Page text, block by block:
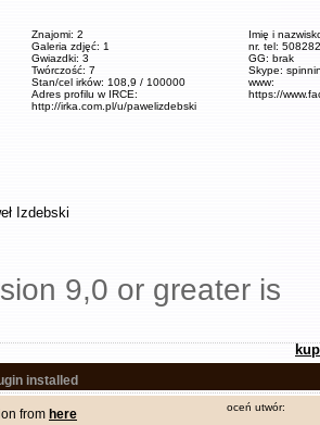
Znajomi: 2
Galeria zdjęć: 1
Gwiazdki: 3
Twórczość: 7
Stan/cel irków: 108,9 / 100000
Adres profilu w IRCE:
http://irka.com.pl/u/pawelizdebski
Imię i
nr. tel:
GG: brak
Skype:
www:
https://
Izdebski
9,0 or greater is
installed
from here oceń utwór: